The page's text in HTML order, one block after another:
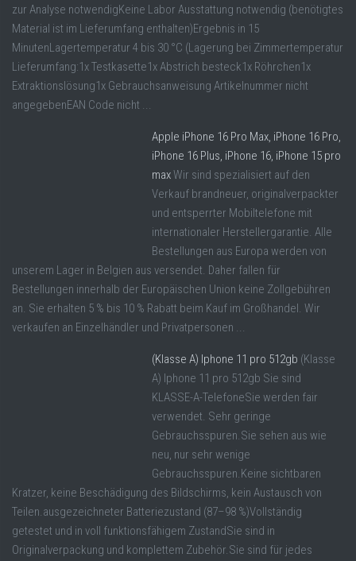
zur Analyse notwendigKeine Labor Ausstattung notwendig (benötigtes
Material ist im Lieferumfang enthalten)Ergebnis in 15
MinutenLagertemperatur 4 bis 30 °C (Lagerung bei Zimmertemperatur
Lieferumfang:1x Testkasette1x Abstrich besteck1x Röhrchen1x
Extraktionslösung1x Gebrauchsanweisung Artikelnummer nicht
angegebenEAN Code nicht ...
Apple iPhone 16 Pro Max, iPhone 16 Pro,
iPhone 16 Plus, iPhone 16, iPhone 15 pro
maxWir sind spezialisiert auf den
Verkauf brandneuer, originalverpackter
und entsperrter Mobiltelefone mit
internationaler Herstellergarantie. Alle
Bestellungen aus Europa werden von
unserem Lager in Belgien aus versendet. Daher fallen für
Bestellungen innerhalb der Europäischen Union keine Zollgebühren
an. Sie erhalten 5 % bis 10 % Rabatt beim Kauf im Großhandel. Wir
verkaufen an Einzelhändler und Privatpersonen ...
(Klasse A) Iphone 11 pro 512gb (Klasse
A) Iphone 11 pro 512gb Sie sind
KLASSE-A-TelefoneSie werden fair
verwendet. Sehr geringe
Gebrauchsspuren.Sie sehen aus wie
neu, nur sehr wenige
Gebrauchsspuren.Keine sichtbaren
Kratzer, keine Beschädigung des Bildschirms, kein Austausch von
Teilen.ausgezeichneter Batteriezustand (87–98 %)Vollständig
getestet und in voll funktionsfähigem ZustandSie sind in
Originalverpackung und komplettem Zubehör.Sie sind für jedes